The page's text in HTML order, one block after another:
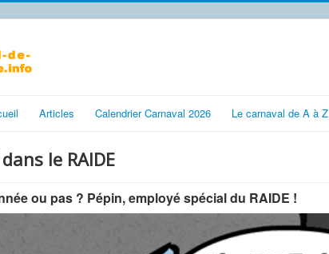
Articles Calendrier Carnaval 2026 Le carnaval de A à Z
le RAIDE
ou pas ? Pépin, employé spécial du RAIDE !